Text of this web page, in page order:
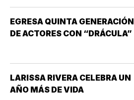
EGRESA QUINTA GENERACIÓN
DE ACTORES CON “DRÁCULA”
LARISSA RIVERA CELEBRA UN
AÑO MÁS DE VIDA